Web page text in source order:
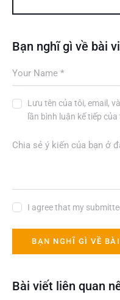
Bạn nghĩ gì về bài
Lưu tên của tôi, email,
lần bình luận kế tiếp của
I agree that my
Bài viết liên quan